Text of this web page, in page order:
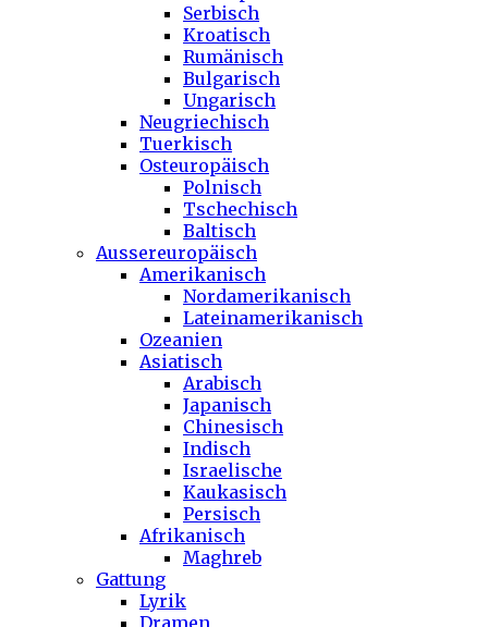
Serbisch
Kroatisch
Rumänisch
Bulgarisch
Ungarisch
Neugriechisch
Tuerkisch
Osteuropäisch
Polnisch
Tschechisch
Baltisch
Aussereuropäisch
Amerikanisch
Nordamerikanisch
Lateinamerikanisch
Ozeanien
Asiatisch
Arabisch
Japanisch
Chinesisch
Indisch
Israelische
Kaukasisch
Persisch
Afrikanisch
Maghreb
Gattung
Lyrik
Dramen